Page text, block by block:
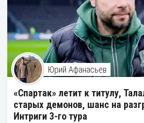
Юрий Афанасьев
«Спартак» летит к титулу,
старых демонов, шанс на
Интриги 3-го тура